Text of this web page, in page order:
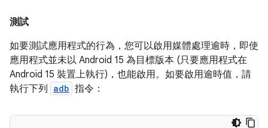
測試
如要測試應用程式的行為，您可以啟用媒體處理逾時，即使
應用程式並未以 Android 15 為目標版本 (只要應用程式在
Android 15 裝置上執行)，也能啟用。如要啟用逾時值，請
執行下列
adb 指令：